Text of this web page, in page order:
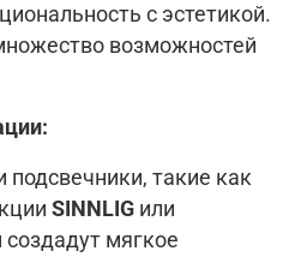
с эстетикой.
возможностей
подсвечники, такие как
SINNLIG или
создадут мягкое